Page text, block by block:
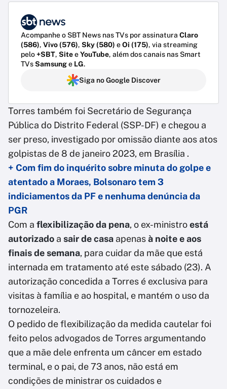
Acompanhe o SBT News nas TVs por assinatura Claro
(586), Vivo (576), Sky (580) eOi (175), via streaming
pelo+SBT, SiteeYouTube, além dos canais nas Smart
TVsSamsunge LG.
Siga no Google Discover
Torres também foi Secretário de Segurança
Pública do Distrito Federal (SSP-DF) e chegou a
ser preso, investigado por omissão diante aos atos
golpistas de 8 de janeiro 2023, em Brasília .
+ Com fim do inquérito sobre minuta do golpe e
atentado a Moraes, Bolsonaro tem 3
indiciamentos da PF e nenhuma denúncia da
PGR
Com a flexibilização da pena, o ex-ministroestá
autorizado a sair de casa apenasà noite e aos
finais de semana, para cuidar da mãe que está
internada em tratamento até este sábado (23). A
autorização concedida a Torres é exclusiva para
visitas à família e ao hospital, e mantém o uso da
tornozeleira.
O pedido de flexibilização da medida cautelar foi
feito pelos advogados de Torres argumentando
que a mãe dele enfrenta um câncer em estado
terminal, e o pai, de 73 anos, não está em
condições de ministrar os cuidados e